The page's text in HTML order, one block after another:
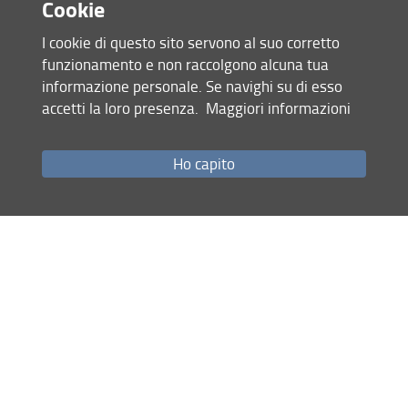
L'uomo delle palme
Un paradiso a rischio
Contenuti extra
Crediti
Servizi e accessibilità
Newsletter
Biglietti
Sostieni il Sistema Museale
Mappa del sito
Cookie
I cookie di questo sito servono al suo corretto
funzionamento e non raccolgono alcuna tua
informazione personale. Se navighi su di esso
accetti la loro presenza. Maggiori informazioni
Ho capito